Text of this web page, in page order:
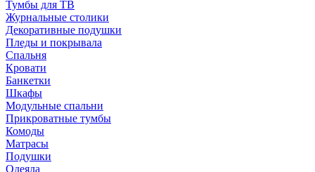
Тумбы для ТВ
Журнальные столики
Декоративные подушки
Пледы и покрывала
Спальня
Кровати
Банкетки
Шкафы
Модульные спальни
Прикроватные тумбы
Комоды
Матрасы
Подушки
Одеяла